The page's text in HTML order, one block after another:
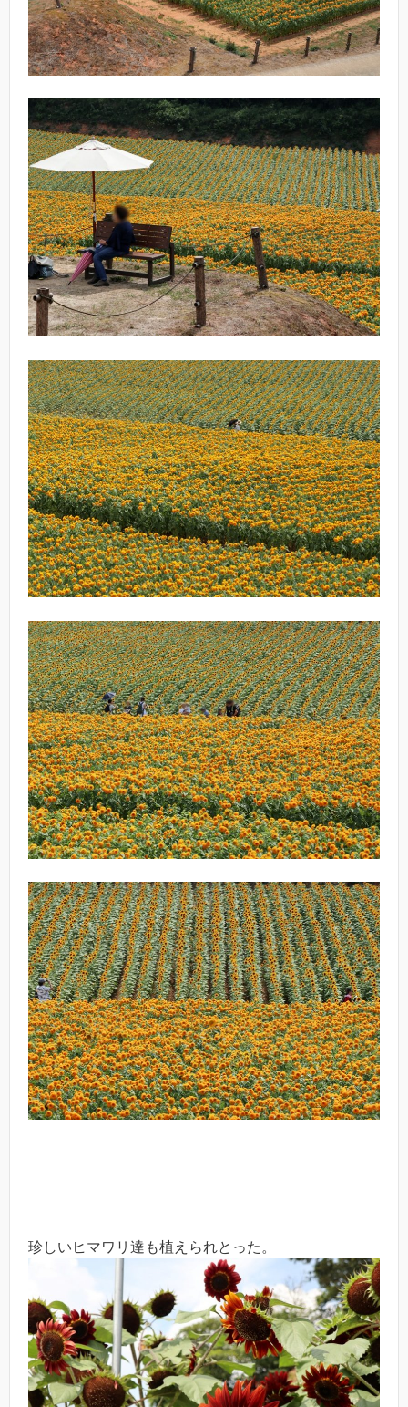
珍しいヒマワリ達も植えられとった。